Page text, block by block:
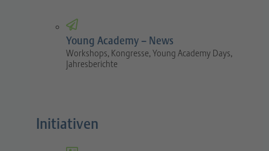
Young Academy – News
Workshops, Kongresse, Young Academy Days,
Jahresberichte
Initiativen